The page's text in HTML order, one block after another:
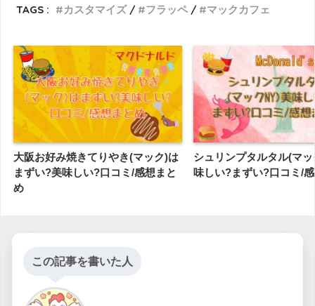
TAGS :
カスタマイズ フラッペ マックカフェ
大阪お好み焼きてりやき(マック)は
まずい?美味しい?口コミ/感想まと
め
シュリンプタルタル(マ
味しい?まずい?口コミ/
この記事を書いた人